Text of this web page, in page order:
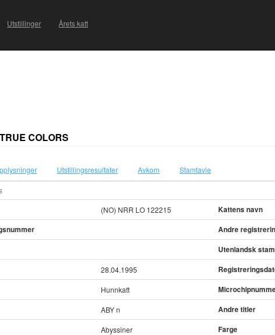
Utstillinger Årets katt
COLORS
Utstillingsresultater Avkom Stamtavle
(NO) NRR LO 122215 Kattens navn
Andre
Utenlandsk
28.04.1995
Hunnkatt
ABY n
Andre titler
Abyssiner Farge